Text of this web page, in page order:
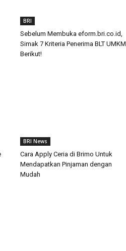
BRI
Sebelum Membuka eform.bri.co.id,
Simak 7 Kriteria Penerima BLT UMKM
Berikut!
BRI News
Cara Apply Ceria di Brimo Untuk
Mendapatkan Pinjaman dengan
Mudah